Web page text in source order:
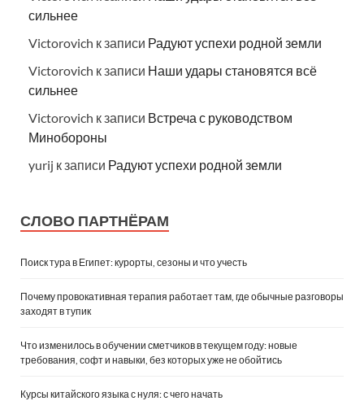
сильнее
Victorovich к записи Радуют успехи родной земли
Victorovich к записи Наши удары становятся всё
сильнее
Victorovich к записи Встреча с руководством
Минобороны
yurij к записи Радуют успехи родной земли
СЛОВО ПАРТНЁРАМ
Поиск тура в Египет: курорты, сезоны и что учесть
Почему провокативная терапия работает там, где обычные разговоры
заходят в тупик
Что изменилось в обучении сметчиков в текущем году: новые
требования, софт и навыки, без которых уже не обойтись
Курсы китайского языка с нуля: с чего начать